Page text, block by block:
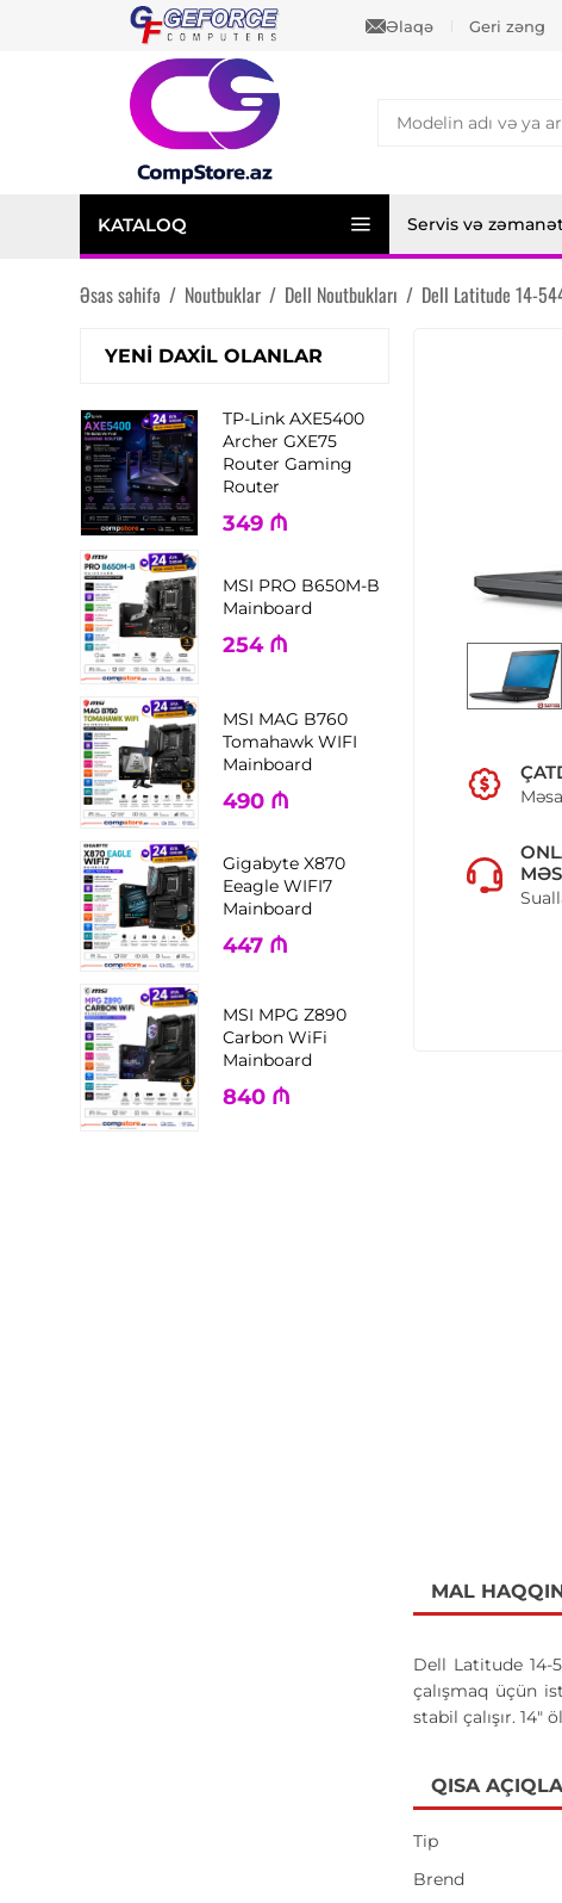
Əlaqə Geri zəng
KATALOQ Servis və
Əsas səhifə / Noutbuklar / Dell Noutbukları / Dell Latitude 14-
YENI DAXIL OLANLAR
TP-Link AXE5400
Archer GXE75
Router Gaming
Router
349 ₼
MSI PRO B650M-B
Mainboard
254 ₼
MSI MAG B760
Tomahawk WIFI
Mainboard
490 ₼
Gigabyte X870
Eeagle WIFI7
Mainboard
447 ₼
MSI MPG Z890
Carbon WiFi
Mainboard
840 ₼
MAL
Dell Latitude 14-
çalışmaq üçün
stabil çalışır.
QISA
Tip
Brend